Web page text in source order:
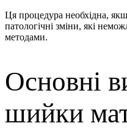
Ця процедура необхідна,
патологічні зміни, які
методами.
Основні
шийки